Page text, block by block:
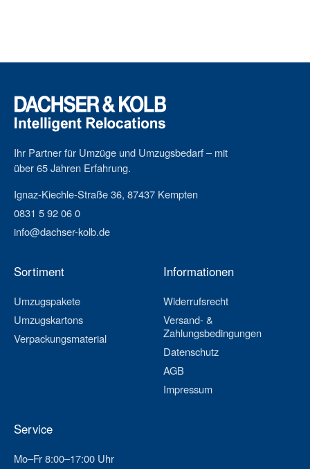
Ihr Partner für Umzüge und Umzugsbedarf – mit
über 65 Jahren Erfahrung.
Ignaz-Kiechle-Straße 36, 87437 Kempten
0831 5 92 06 0
info@dachser-kolb.de
Sortiment
Umzugspakete
Umzugskartons
Verpackungsmaterial
Informationen
Widerrufsrecht
Versand- &
Zahlungsbedingungen
Datenschutz
AGB
Impressum
Service
Mo–Fr 8:00–17:00 Uhr